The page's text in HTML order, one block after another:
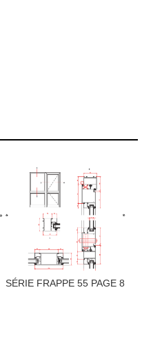
SÉRIE FRAPPE 55 PAGE 8